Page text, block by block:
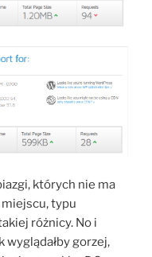
których nie ma
typu
różnicy. No i
wyglądałby gorzej,